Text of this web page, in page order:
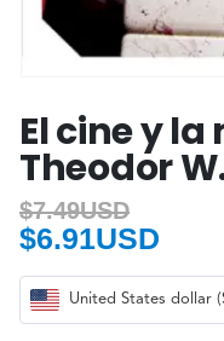
El cine y
Theodor
$7.49USD
$6.91USD
United States dollar